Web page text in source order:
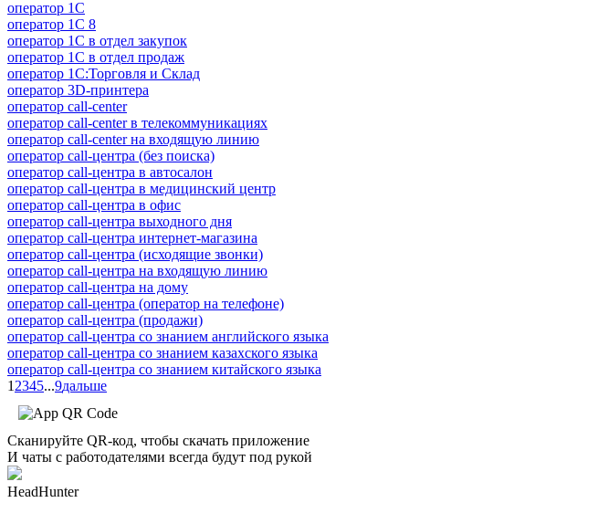
оператор 1C
оператор 1С 8
оператор 1С в отдел закупок
оператор 1С в отдел продаж
оператор 1С:Торговля и Склад
оператор 3D-принтера
оператор call-center
оператор call-center в телекоммуникациях
оператор call-center на входящую линию
оператор call-центра (без поиска)
оператор call-центра в автосалон
оператор call-центра в медицинский центр
оператор call-центра в офис
оператор call-центра выходного дня
оператор call-центра интернет-магазина
оператор call-центра (исходящие звонки)
оператор call-центра на входящую линию
оператор call-центра на дому
оператор call-центра (оператор на телефоне)
оператор call-центра (продажи)
оператор call-центра со знанием английского языка
оператор call-центра со знанием казахского языка
оператор call-центра со знанием китайского языка
1 2345...9дальше
Сканируйте QR-код, чтобы скачать приложение
И чаты с работодателями всегда будут под рукой
HeadHunter